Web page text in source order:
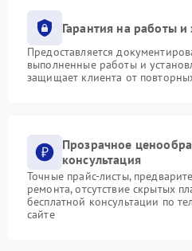
Гарантия на работы и
Предоставляется
выполненные работы и
защищает клиента от
Прозрачное
консультация
Точные прайс-листы,
ремонта, отсутствие скрытых
бесплатной консультации по
сайте